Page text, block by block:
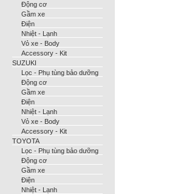
Động cơ
Gầm xe
Điện
Nhiệt - Lạnh
Vỏ xe - Body
Accessory - Kit
SUZUKI
Lọc - Phụ tùng bảo dưỡng
Động cơ
Gầm xe
Điện
Nhiệt - Lạnh
Vỏ xe - Body
Accessory - Kit
TOYOTA
Lọc - Phụ tùng bảo dưỡng
Động cơ
Gầm xe
Điện
Nhiệt - Lạnh